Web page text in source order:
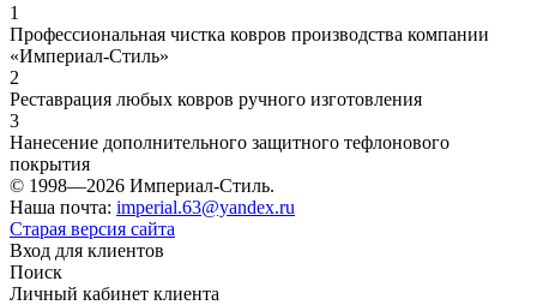
1
Профессиональная чистка ковров производства компании
«Империал-Стиль»
2
Реставрация любых ковров ручного изготовления
3
Нанесение дополнительного защитного тефлонового
покрытия
© 1998—2026 Империал-Стиль.
Наша почта: imperial.63@yandex.ru
Старая версия сайта
Вход для клиентов
Поиск
Личный кабинет клиента